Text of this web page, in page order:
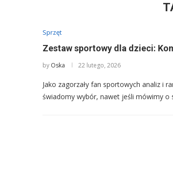
Sprzęt
Zestaw sportowy dla dzieci:
by Oska 22 lutego, 2026
Jako zagorzały fan sportowych analiz i
świadomy wybór, nawet jeśli mówimy o